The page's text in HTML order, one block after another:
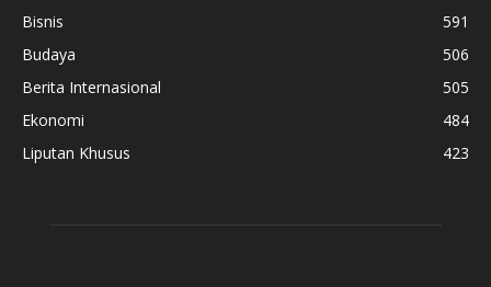
Bisnis
591
Budaya
506
Berita Internasional
505
Ekonomi
484
Liputan Khusus
423